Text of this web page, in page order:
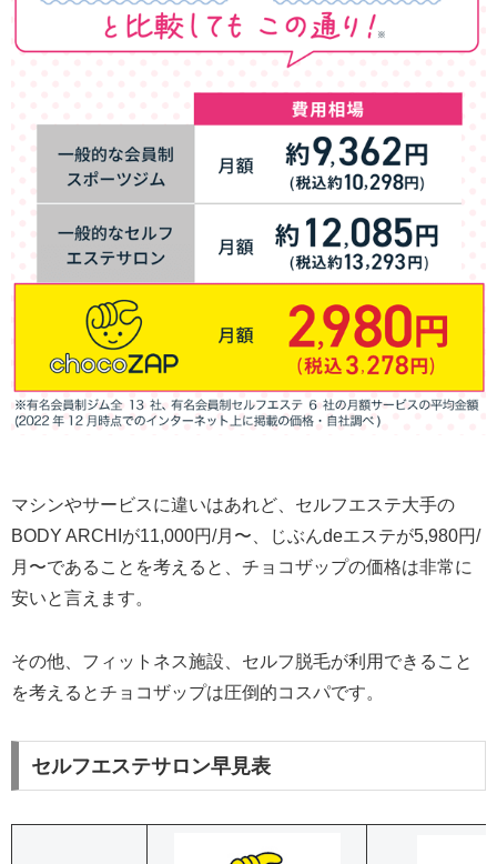
マシンやサービスに違いはあれど、セルフエステ大手の
BODY ARCHIが11,000円/月〜、じぶんdeエステが5,980円/
月〜であることを考えると、チョコザップの価格は非常に
安いと言えます。
その他、フィットネス施設、セルフ脱毛が利用できること
を考えるとチョコザップは圧倒的コスパです。
セルフエステサロン早見表